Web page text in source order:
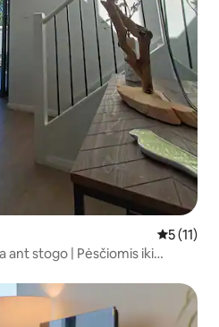
Vidutinis
5 (11)
ant stogo | Pėsčiomis iki